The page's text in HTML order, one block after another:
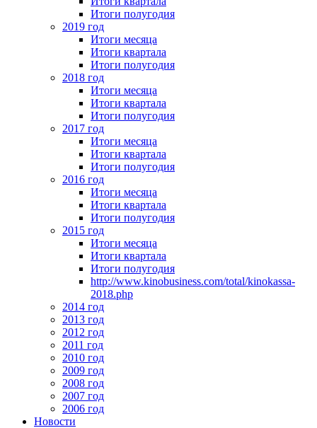
Итоги полугодия
2019 год
Итоги месяца
Итоги квартала
Итоги полугодия
2018 год
Итоги месяца
Итоги квартала
Итоги полугодия
2017 год
Итоги месяца
Итоги квартала
Итоги полугодия
2016 год
Итоги месяца
Итоги квартала
Итоги полугодия
2015 год
Итоги месяца
Итоги квартала
Итоги полугодия
http://www.kinobusiness.com/total/kinokassa-
2018.php
2014 год
2013 год
2012 год
2011 год
2010 год
2009 год
2008 год
2007 год
2006 год
Новости